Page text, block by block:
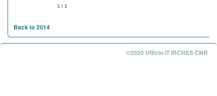
1 / 1
Back to 2014
©2020 Ufficio IT IRCRES CNR